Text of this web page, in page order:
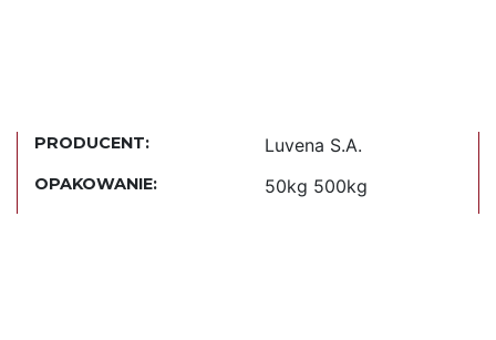
PRODUCENT: Luvena S.A.
OPAKOWANIE: 50kg 500kg